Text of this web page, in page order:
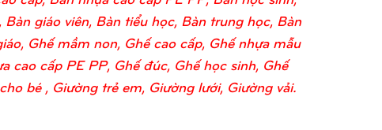
giáo viên, Bàn tiểu học, Bàn trung học, Bàn
Ghế mầm non, Ghế cao cấp, Ghế nhựa mẫu
cao cấp PE PP, Ghế đúc, Ghế học sinh, Ghế
bé , Giường trẻ em, Giường lưới, Giường vải.